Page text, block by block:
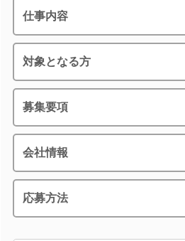
仕事内容
対象となる方
募集要項
会社情報
応募方法